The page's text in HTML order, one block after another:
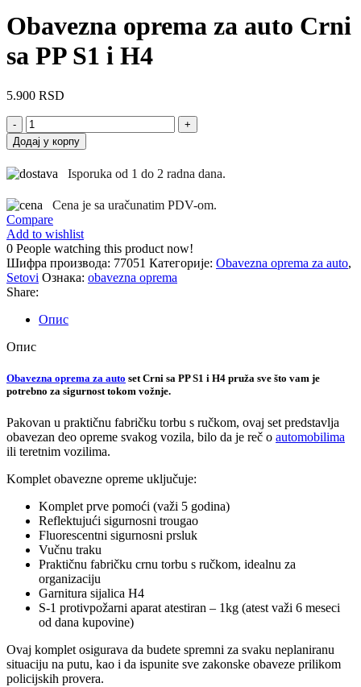
Obavezna oprema za auto Crni
sa PP S1 i H4
5.900 RSD
Obavezna
oprema
za
Crni
PP
S1
i
H4
количина
Додај у корпу
Isporuka od 1 do 2 radna dana.
Cena je sa uračunatim PDV-om.
Compare
Add to wishlist
0 People watching this product now!
Шифра производа: 77051 Категорије: Obavezna oprema za auto,
Setovi Ознака: obavezna oprema
Share:
Опис
Опис
Obavezna oprema za auto set Crni sa PP S1 i H4 pruža sve što vam je
potrebno za sigurnost tokom vožnje.
Pakovan u praktičnu fabričku torbu s ručkom, ovaj set predstavlja
obavezan deo opreme svakog vozila, bilo da je reč o automobilima
ili teretnim vozilima.
Komplet obavezne opreme uključuje:
Komplet prve pomoći (važi 5 godina)
Reflektujući sigurnosni trougao
Fluorescentni sigurnosni prsluk
Vučnu traku
Praktičnu fabričku crnu torbu s ručkom, idealnu za
organizaciju
Garnitura sijalica H4
S-1 protivpožarni aparat atestiran – 1kg (atest važi 6 meseci
od dana kupovine)
Ovaj komplet osigurava da budete spremni za svaku neplaniranu
situaciju na putu, kao i da ispunite sve zakonske obaveze prilikom
policijskih provera.